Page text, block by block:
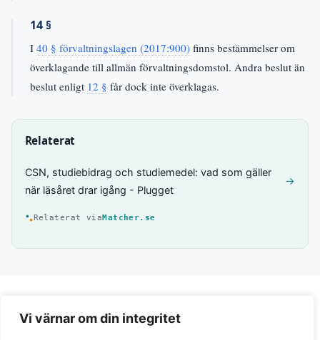
Vi värnar om din integritet
14 §
I 40 § förvaltningslagen (2017:900) finns bestämmelser om
överklagande till allmän förvaltningsdomstol. Andra beslut än
beslut enligt 12 § får dock inte överklagas.
Relaterat
CSN, studiebidrag och studiemedel: vad som gäller
när läsåret drar igång - Plugget
→
Relaterat viaMatcher.se